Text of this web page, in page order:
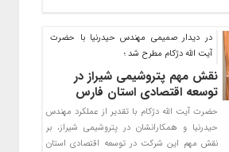
در دیدار صمیمی مهندس حیدرنیا با حضرت
آیت الله دژکام مطرح شد ؛
نقش مهم پتروشیمی شیراز در
توسعه اقتصادی استان فارس
حضرت آیت الله دژکام با تقدیر از عملکرد مهندس
حیدرنیا و همکارانشان در پتروشیمی شیراز، بر
نقش مهم این شرکت در توسعه اقتصادی استان